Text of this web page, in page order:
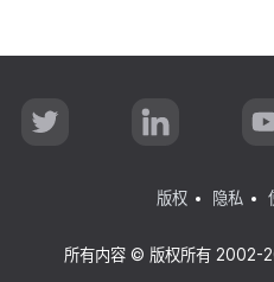
所有​内容 © 版权​所有2002-
版权 隐私
T
w
L
i
e
d
n